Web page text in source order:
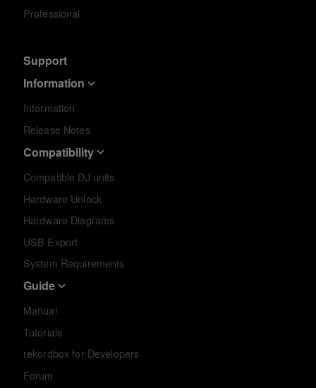
Professional
Support
Information
Information
Release Notes
Compatibility
Compatible DJ units
Hardware Unlock
Hardware Diagrams
USB Export
System Requirements
Guide
Manual
Tutorials
rekordbox for Developers
Forum